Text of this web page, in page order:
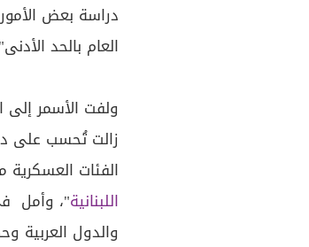
دراسة بعض
العام بالحد
ولفت الأسمر إلى
الفئات
اللبنانية"، وأمل
والدول العربية